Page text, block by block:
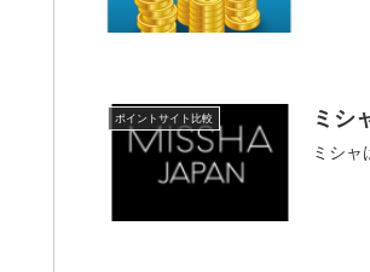
ポイントサイト比較 ミシ
ミシ